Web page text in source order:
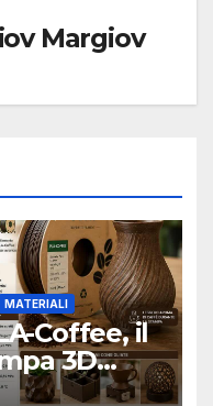
Margiov
MATERIALI
Coffee, il
3D
di caffè